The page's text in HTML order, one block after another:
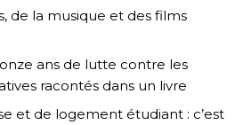
de la musique et des films
ans de lutte contre les
racontés dans un livre
et de logement étudiant : c’est